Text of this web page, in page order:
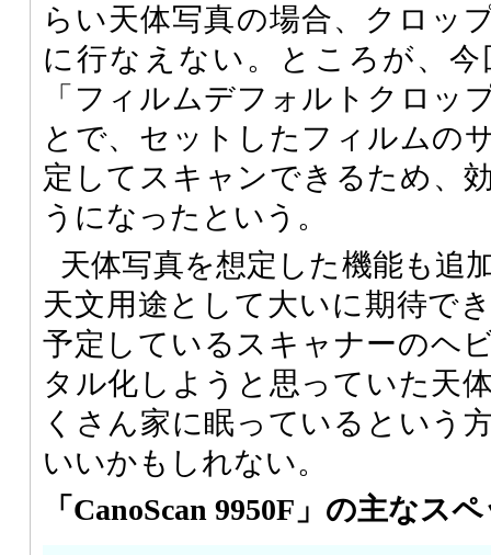
らい天体写真の場合、クロッ
に行なえない。ところが、
「フィルムデフォルトクロッ
とで、セットしたフィルムの
定してスキャンできるため、
うになったという。
天体写真を想定した機能も追
天文用途として大いに期待で
予定しているスキャナーのヘ
タル化しようと思っていた天
くさん家に眠っているという
いいかもしれない。
「CanoScan 9950F」の主なス